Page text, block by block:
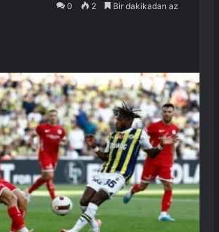
0 2 Bir dakikadan az